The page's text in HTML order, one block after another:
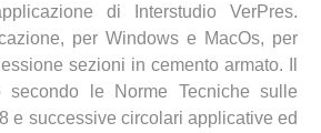
di Interstudio VerPres.
per Windows e MacOs, per
sezioni in cemento armato. Il
secondo le Norme Tecniche sulle
e successive circolari applicative ed